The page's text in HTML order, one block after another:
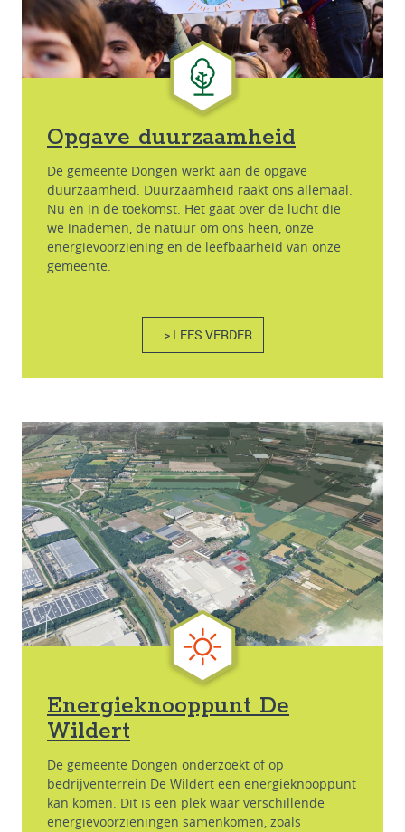
Opgave duurzaamheid
De gemeente Dongen werkt aan de opgave
duurzaamheid. Duurzaamheid raakt ons allemaal.
Nu en in de toekomst. Het gaat over de lucht die
we inademen, de natuur om ons heen, onze
energievoorziening en de leefbaarheid van onze
gemeente.
> LEES VERDER
Energieknooppunt De
Wildert
De gemeente Dongen onderzoekt of op
bedrijventerrein De Wildert een energieknooppunt
kan komen. Dit is een plek waar verschillende
energievoorzieningen samenkomen, zoals